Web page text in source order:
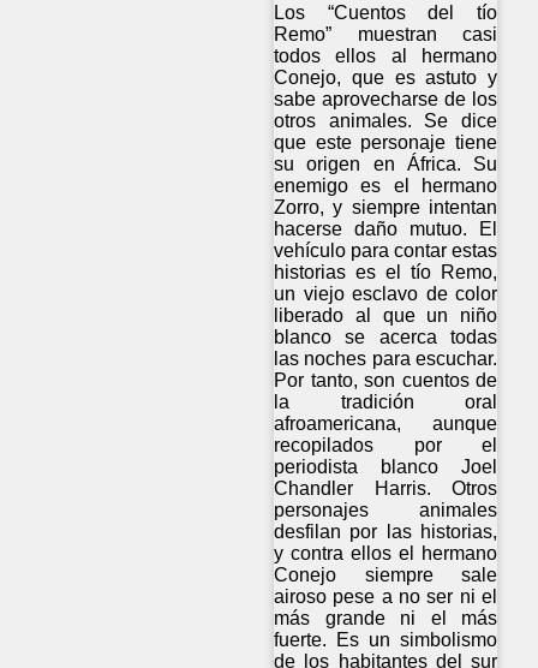
Los “Cuentos del tío
Remo” muestran casi
todos ellos al hermano
Conejo, que es astuto y
sabe aprovecharse de los
otros animales. Se dice
que este personaje tiene
su origen en África. Su
enemigo es el hermano
Zorro, y siempre intentan
hacerse daño mutuo. El
vehículo para contar estas
historias es el tío Remo,
un viejo esclavo de color
liberado al que un niño
blanco se acerca todas
las noches para escuchar.
Por tanto, son cuentos de
la tradición oral
afroamericana, aunque
recopilados por el
periodista blanco Joel
Chandler Harris. Otros
personajes animales
desfilan por las historias,
y contra ellos el hermano
Conejo siempre sale
airoso pese a no ser ni el
más grande ni el más
fuerte. Es un simbolismo
de los habitantes del sur